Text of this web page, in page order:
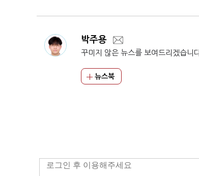
박주용
꾸미지 않은 뉴스를 보여드리겠습니
뉴스북